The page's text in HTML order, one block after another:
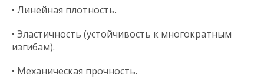
• Линейная плотность.
• Эластичность (устойчивость к многократным
изгибам).
• Механическая прочность.